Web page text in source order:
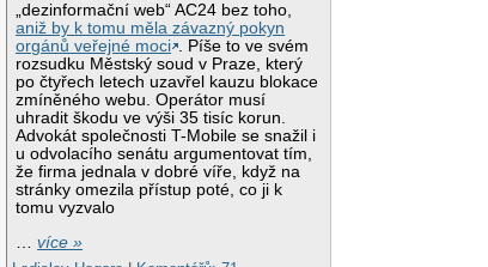
„dezinformační web“ AC24 bez toho,
aniž by k tomu měla závazný pokyn
orgánů veřejné moci . Píše to ve svém
rozsudku Městský soud v Praze, který
po čtyřech letech uzavřel kauzu blokace
zmíněného webu. Operátor musí
uhradit škodu ve výši 35 tisíc korun.
Advokát společnosti T-Mobile se snažil i
u odvolacího senátu argumentovat tím,
že firma jednala v dobré víře, když na
stránky omezila přístup poté, co ji k
tomu vyzvalo
…více »